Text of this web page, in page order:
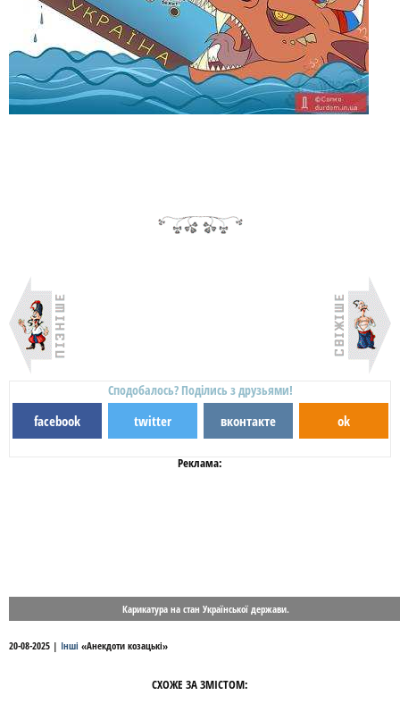
Сподобалось? Поділись з друзьями!
facebook twitter вконтакте ok
Реклама:
Карикатура на стан Української держави.
20-08-2025 | Інші «Анекдоти козацькі»
СХОЖЕ ЗА ЗМІСТОМ: